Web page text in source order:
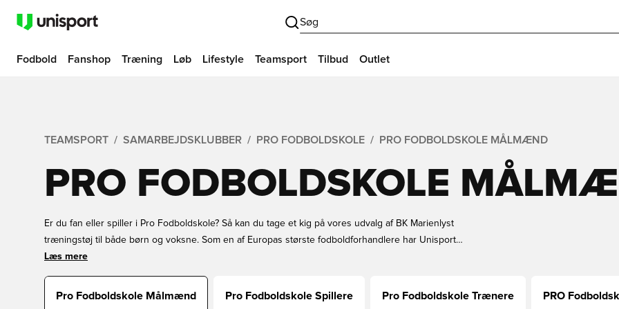
Søg
Fodbold Fanshop Træning Løb Lifestyle Teamsport Tilbud Outlet
TEAMSPORT SAMARBEJDSKLUBBER PRO FODBOLDSKOLE PRO FODBOLDSKOLE MÅLMÆND
PRO FODBOLDSKOLE
Er du fan eller spiller i Pro Fodboldskole? Så kan du tage et kig på vores udvalg af BK Marienlyst
træningstøj til både børn og voksne. Som en af Europas største fodboldforhandlere har Unisport
sørget for et bredt udvalg af fodboldudstyr fra forskellige klubber.
Læs mere
Pro Fodboldskole Målmænd Pro Fodboldskole Spillere Pro Fodboldskole Trænere PRO